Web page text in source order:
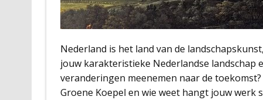
Nederland is het land van de
jouw karakteristieke Nederlandse landschap
veranderingen meenemen naar de toekomst?
Groene Koepel en wie weet hangt jouw werk